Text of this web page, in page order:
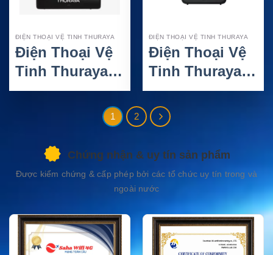
ĐIỆN THOẠI VỆ TINH THURAYA
Điện Thoại Vệ
Tinh Thuraya
X5 Touch
ĐIỆN THOẠI VỆ TINH THURAYA
Điện Thoại Vệ
Tinh Thuraya
XT-PRO DUAL
Hỗ Trợ SIM
Kép
1 2
Chứng nhận & uy tín sản phẩm
Được kiểm chứng & cấp phép bởi các tổ chức uy tín trong và
ngoài nước